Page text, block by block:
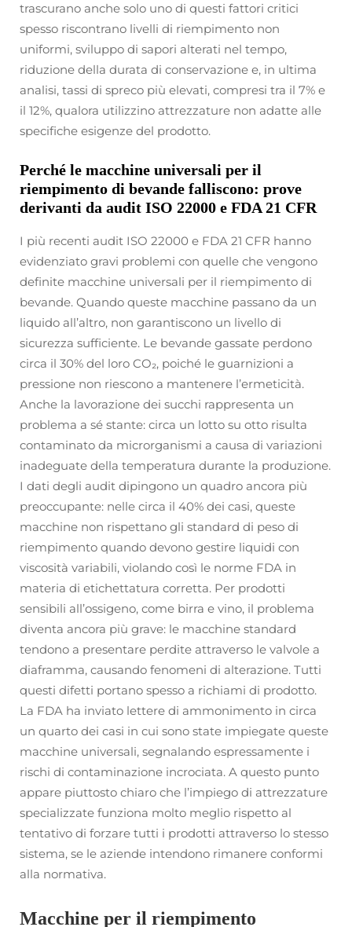
trascurano anche solo uno di questi fattori critici
spesso riscontrano livelli di riempimento non
uniformi, sviluppo di sapori alterati nel tempo,
riduzione della durata di conservazione e, in ultima
analisi, tassi di spreco più elevati, compresi tra il 7% e
il 12%, qualora utilizzino attrezzature non adatte alle
specifiche esigenze del prodotto.
Perché le macchine universali per il
riempimento di bevande falliscono: prove
derivanti da audit ISO 22000 e FDA 21 CFR
I più recenti audit ISO 22000 e FDA 21 CFR hanno
evidenziato gravi problemi con quelle che vengono
definite macchine universali per il riempimento di
bevande. Quando queste macchine passano da un
liquido all’altro, non garantiscono un livello di
sicurezza sufficiente. Le bevande gassate perdono
circa il 30% del loro CO₂, poiché le guarnizioni a
pressione non riescono a mantenere l’ermeticità.
Anche la lavorazione dei succhi rappresenta un
problema a sé stante: circa un lotto su otto risulta
contaminato da microrganismi a causa di variazioni
inadeguate della temperatura durante la produzione.
I dati degli audit dipingono un quadro ancora più
preoccupante: nelle circa il 40% dei casi, queste
macchine non rispettano gli standard di peso di
riempimento quando devono gestire liquidi con
viscosità variabili, violando così le norme FDA in
materia di etichettatura corretta. Per prodotti
sensibili all’ossigeno, come birra e vino, il problema
diventa ancora più grave: le macchine standard
tendono a presentare perdite attraverso le valvole a
diaframma, causando fenomeni di alterazione. Tutti
questi difetti portano spesso a richiami di prodotto.
La FDA ha inviato lettere di ammonimento in circa
un quarto dei casi in cui sono state impiegate queste
macchine universali, segnalando espressamente i
rischi di contaminazione incrociata. A questo punto
appare piuttosto chiaro che l’impiego di attrezzature
specializzate funziona molto meglio rispetto al
tentativo di forzare tutti i prodotti attraverso lo stesso
sistema, se le aziende intendono rimanere conformi
alla normativa.
Macchine per il riempimento